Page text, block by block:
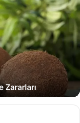
Zararları